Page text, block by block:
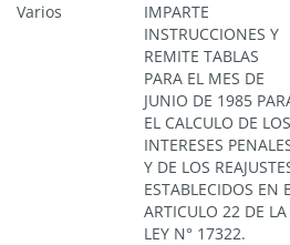
Varios
IMPARTE
INSTRUCCIONES Y
REMITE TABLAS
PARA EL MES DE
JUNIO DE 1985
EL CALCULO DE LOS
INTERESES
Y DE LOS
ESTABLECIDOS EN
ARTICULO 22 DE LA
LEY N° 17322.